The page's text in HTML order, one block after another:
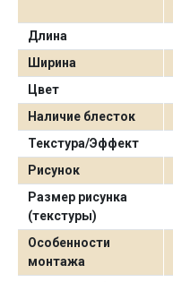
Длина
Ширина
Цвет
Наличие блесток
Текстура/Эффект
Рисунок
Размер рисунка
(текстуры)
Особенности
монтажа